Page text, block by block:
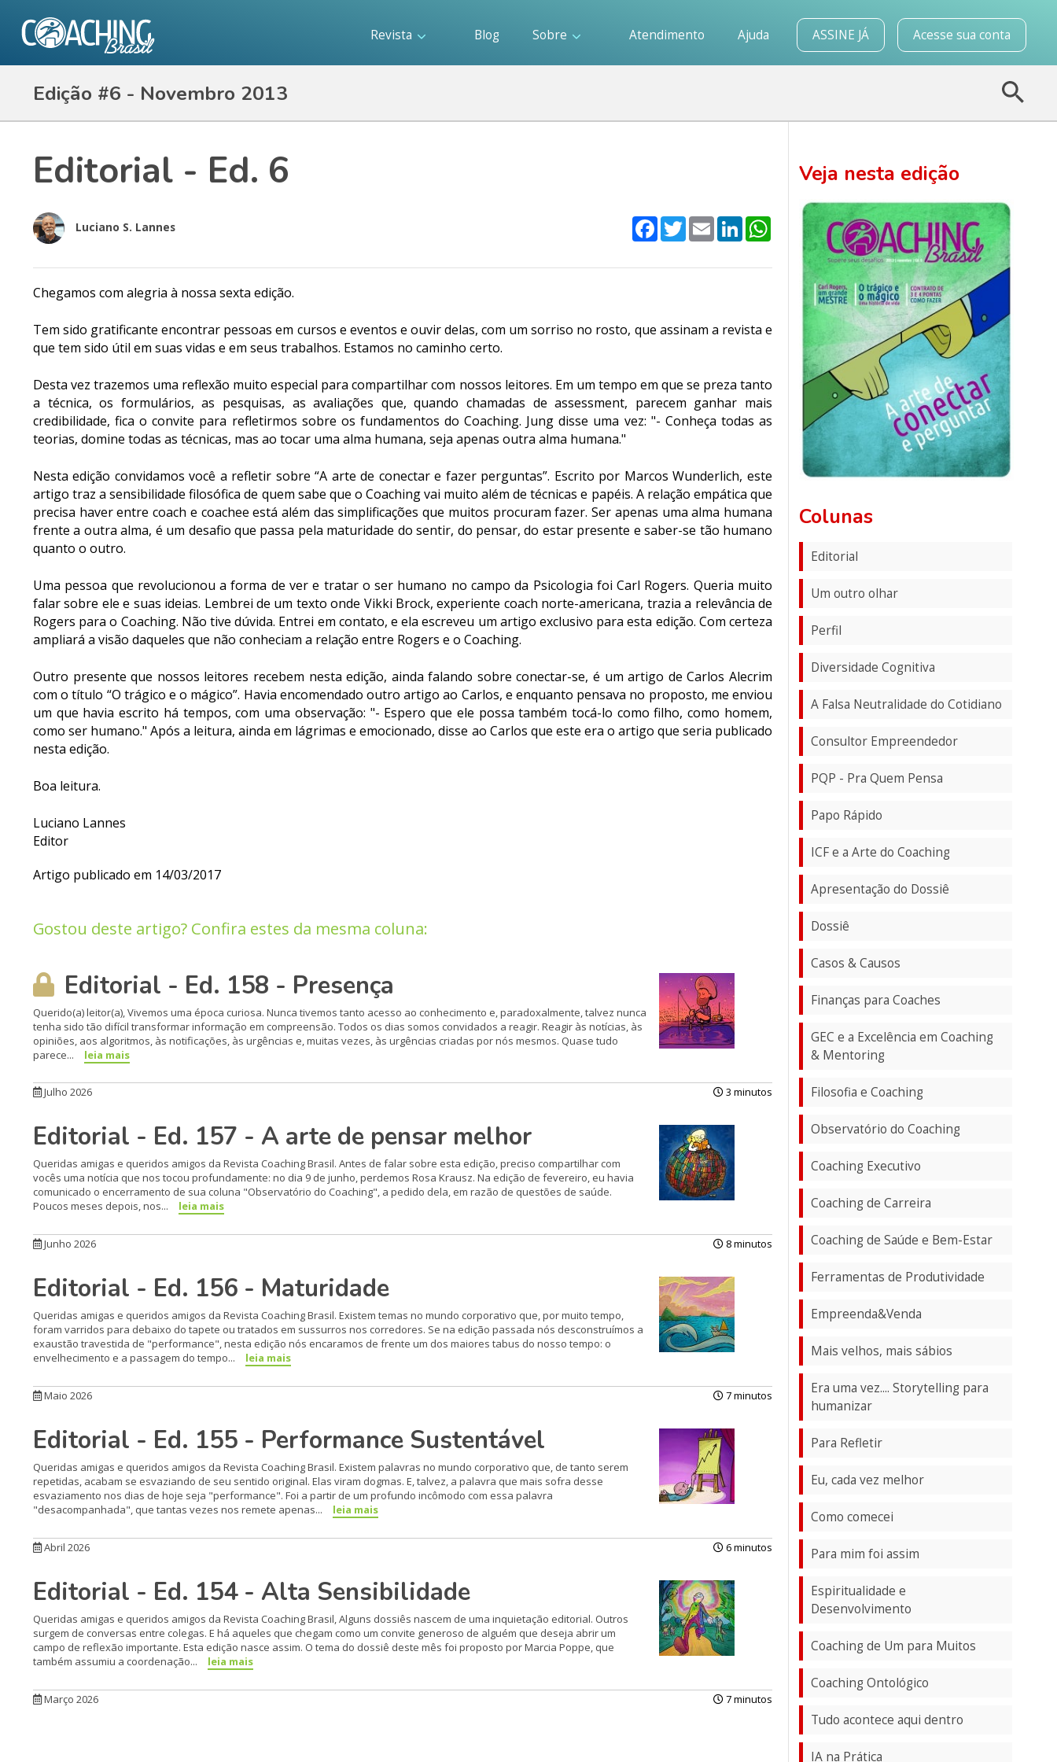
Revista Blog Sobre Atendimento Ajuda ASSINE JÁ Acesse sua conta
Edição #6 - Novembro 2013
Editorial - Ed. 6
Luciano S. Lannes Facebook
TwitterEmailLinkedInWhatsApp
Chegamos com alegria à nossa sexta edição.
Tem sido gratificante encontrar pessoas em cursos e eventos e ouvir delas, com um sorriso no rosto, que assinam a revista e
que tem sido útil em suas vidas e em seus trabalhos. Estamos no caminho certo.
Desta vez trazemos uma reflexão muito especial para compartilhar com nossos leitores. Em um tempo em que se preza tanto
a técnica, os formulários, as pesquisas, as avaliações que, quando chamadas deassessment, parecem ganhar mais
credibilidade, fica o convite para refletirmos sobre os fundamentos do Coaching. Jung disse uma vez: "- Conheça todas as
teorias, domine todas as técnicas, mas ao tocar uma alma humana, seja apenas outra alma humana."
Nesta edição convidamos você a refletir sobre “A arte de conectar e fazer perguntas”. Escrito por Marcos Wunderlich, este
artigo traz a sensibilidade filosófica de quem sabe que o Coaching vai muito além de técnicas e papéis. A relação empática que
precisa haver entre coach e coachee está além das simplificações que muitos procuram fazer. Ser apenas uma alma humana
frente a outra alma, é um desafio que passa pela maturidade do sentir, do pensar, do estar presente e saber-se tão humano
quanto o outro.
Uma pessoa que revolucionou a forma de ver e tratar o ser humano no campo da Psicologia foi Carl Rogers. Queria muito
falar sobre ele e suas ideias. Lembrei de um texto onde Vikki Brock, experiente coach norte-americana, trazia a relevância de
Rogers para o Coaching. Não tive dúvida. Entrei em contato, e ela escreveu um artigo exclusivo para esta edição. Com certeza
ampliará a visão daqueles que não conheciam a relação entre Rogers e o Coaching.
Outro presente que nossos leitores recebem nesta edição, ainda falando sobre conectar-se, é um artigo de Carlos Alecrim
com o título “O trágico e o mágico”. Havia encomendado outro artigo ao Carlos, e enquanto pensava no proposto, me enviou
um que havia escrito há tempos, com uma observação: "- Espero que ele possa também tocá-lo como filho, como homem,
como ser humano." Após a leitura, ainda em lágrimas e emocionado, disse ao Carlos que este era o artigo que seria publicado
nesta edição.
Boa leitura.
Luciano Lannes
Editor
Artigo publicado em 14/03/2017
Gostou deste artigo? Confira estes da mesma coluna:
Editorial - Ed. 158 - Presença
Querido(a) leitor(a), Vivemos uma época curiosa. Nunca tivemos tanto acesso ao conhecimento e, paradoxalmente, talvez nunca
tenha sido tão difícil transformar informação em compreensão. Todos os dias somos convidados a reagir. Reagir às notícias, às
opiniões, aos algoritmos, às notificações, às urgências e, muitas vezes, às urgências criadas por nós mesmos. Quase tudo
parece...
leia mais
Julho 2026 3 minutos
Editorial - Ed. 157 - A arte de pensar melhor
Queridas amigas e queridos amigos da Revista Coaching Brasil. Antes de falar sobre esta edição, preciso compartilhar com
vocês uma notícia que nos tocou profundamente: no dia 9 de junho, perdemos Rosa Krausz. Na edição de fevereiro, eu havia
comunicado o encerramento de sua coluna "Observatório do Coaching", a pedido dela, em razão de questões de saúde.
Poucos meses depois, nos...
leia mais
Junho 2026 8 minutos
Editorial - Ed. 156 - Maturidade
Queridas amigas e queridos amigos da Revista Coaching Brasil. Existem temas no mundo corporativo que, por muito tempo,
foram varridos para debaixo do tapete ou tratados em sussurros nos corredores. Se na edição passada nós desconstruímos a
exaustão travestida de "performance", nesta edição nós encaramos de frente um dos maiores tabus do nosso tempo: o
envelhecimento e a passagem do tempo...
leia mais
Maio 2026 7 minutos
Editorial - Ed. 155 - Performance Sustentável
Queridas amigas e queridos amigos da Revista Coaching Brasil. Existem palavras no mundo corporativo que, de tanto serem
repetidas, acabam se esvaziando de seu sentido original. Elas viram dogmas. E, talvez, a palavra que mais sofra desse
esvaziamento nos dias de hoje seja "performance". Foi a partir de um profundo incômodo com essa palavra
"desacompanhada", que tantas vezes nos remete apenas...
leia mais
Abril 2026 6 minutos
Editorial - Ed. 154 - Alta Sensibilidade
Queridas amigas e queridos amigos da Revista Coaching Brasil, Alguns dossiês nascem de uma inquietação editorial. Outros
surgem de conversas entre colegas. E há aqueles que chegam como um convite generoso de alguém que deseja abrir um
campo de reflexão importante. Esta edição nasce assim. O tema do dossiê deste mês foi proposto por Marcia Poppe, que
também assumiu a coordenação...
leia mais
Março 2026 7 minutos
Veja nesta edição
Colunas
Editorial
Um outro olhar
Perfil
Diversidade Cognitiva
A Falsa Neutralidade do Cotidiano
Consultor Empreendedor
PQP - Pra Quem Pensa
Papo Rápido
ICF e a Arte do Coaching
Apresentação do Dossiê
Dossiê
Casos & Causos
Finanças para Coaches
GEC e a Excelência em Coaching
& Mentoring
Filosofia e Coaching
Observatório do Coaching
Coaching Executivo
Coaching de Carreira
Coaching de Saúde e Bem-Estar
Ferramentas de Produtividade
Empreenda&Venda
Mais velhos, mais sábios
Era uma vez.... Storytelling para
humanizar
Para Refletir
Eu, cada vez melhor
Como comecei
Para mim foi assim
Espiritualidade e
Desenvolvimento
Coaching de Um para Muitos
Coaching Ontológico
Tudo acontece aqui dentro
IA na Prática